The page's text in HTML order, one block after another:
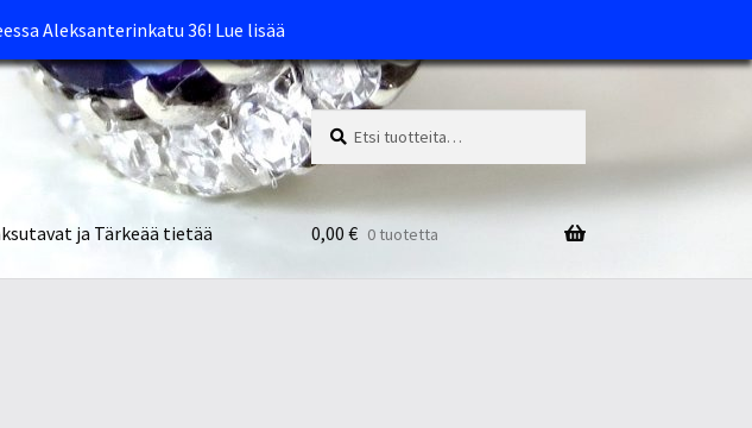
Aleksanterinkatu 36! Lue lisää
Etsi:
Haku
ja Tärkeää tietää 0,00 € 0 tuotetta